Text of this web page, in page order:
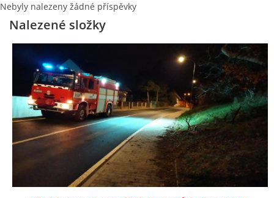
VÝCVIK JPO
ZÁSAHY
PREVENCE
SYMBOLY
Nebyly nalezeny žádné příspěvky
Nalezené složky